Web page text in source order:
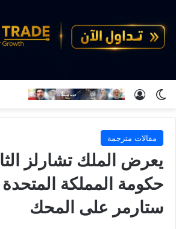
الوضع المظلم
تسجيل الدخول
مقالات مترجمة
يعرض الملك تشارلز
حكومة المملكة المتحدة
ستارمر على المحك